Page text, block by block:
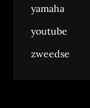
yamaha
youtube
zweedse